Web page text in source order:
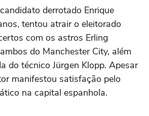
derrotado Enrique
tentou atrair o eleitorado
com os astros Erling
do Manchester City, além
do técnico Jürgen Klopp. Apesar
manifestou satisfação pelo
na capital espanhola.